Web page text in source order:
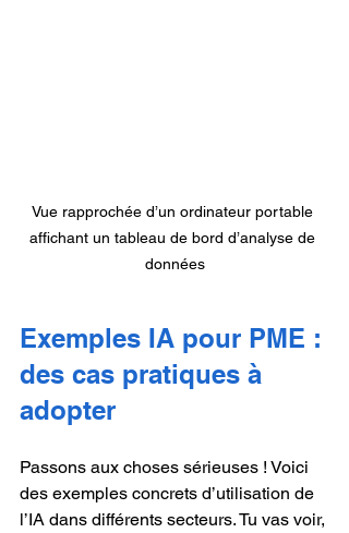
Vue rapprochée d’un ordinateur portable
affichant un tableau de bord d’analyse de
données
Exemples IA pour PME :
des cas pratiques à
adopter
Passons aux choses sérieuses ! Voici
des exemples concrets d’utilisation de
l’IA dans différents secteurs. Tu vas voir,